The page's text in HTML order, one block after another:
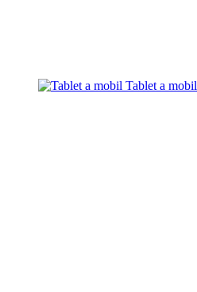
Tablet a mobil